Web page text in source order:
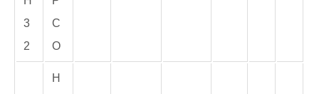
3
2
C
O
H